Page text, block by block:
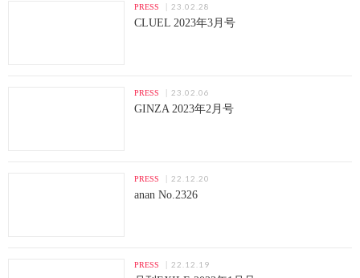
PRESS 23.02.28
CLUEL 2023年3月号
PRESS 23.02.06
GINZA 2023年2月号
PRESS 22.12.20
anan No.2326
PRESS 22.12.19